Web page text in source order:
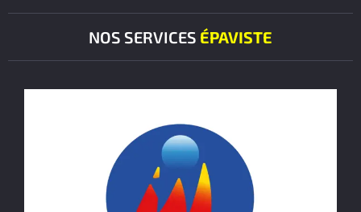
NOS SERVICES ÉPAVISTE